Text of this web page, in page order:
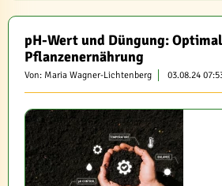
pH-Wert und Düngung:
Pflanzenernährung
Von: Maria Wagner-Lichtenberg 03.08.24